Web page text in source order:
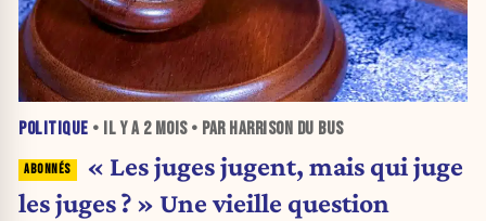
POLITIQUE • IL Y A 2 MOIS• PAR HARRISON DU BUS
« Les juges jugent, mais qui juge
les juges ? » Une vieille question